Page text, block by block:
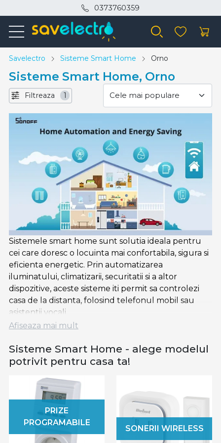
0373760359
Savelectro Sisteme Smart Home Orno
Sisteme Smart Home, Orno
Filtreaza 1
Sistemele smart home sunt solutia ideala pentru
cei care doresc o locuinta mai confortabila, sigura si
eficienta energetic. Prin automatizarea
iluminatului, climatizarii, securitatii si a altor
dispozitive, aceste sisteme iti permit sa controlezi
casa de la distanta, folosind telefonul mobil sau
asistentii vocali.
De ce sa alegi un sistem smart home?
✅Confort sporit– Controlezi iluminatul,
temperatura si electrocasnicele de oriunde, cu un
singur click.
Eficienta energetica
energie si reduci facturile la electricitate si gaz.
Siguranta avansata
– Monitorizezi casa in timp
real cu camere smart si sisteme de alarma
conectate.
Afiseaza mai mult
Sisteme Smart Home - alege modelul
potrivit pentru casa ta!
PRIZE
PROGRAMABILE
SONERII WIRELESS